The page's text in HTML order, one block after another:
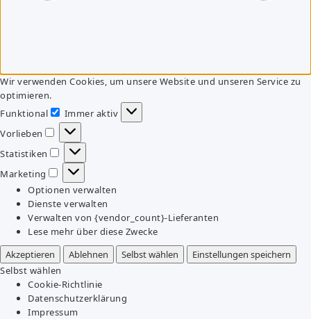
Wir verwenden Cookies, um unsere Website und unseren Service zu
optimieren.
Funktional
Funktional
Immer aktiv
Vorlieben
Vorlieben
Statistiken
Statistiken
Marketing
Marketing
Optionen verwalten
Dienste verwalten
Verwalten von {vendor_count}-Lieferanten
Lese mehr über diese Zwecke
Akzeptieren
Ablehnen Selbst wählen
Einstellungen speichern
Selbst wählen
Cookie-Richtlinie
Datenschutzerklärung
Impressum